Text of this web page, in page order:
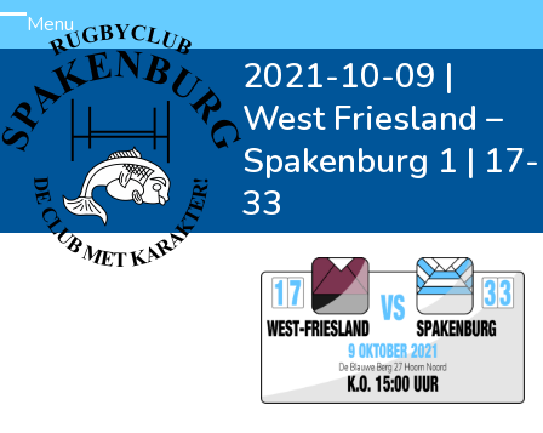
Skip
to
content
Menu
Open
mobile
menu
Close
mobile
menu
2021-10-09 |
West Friesland –
Spakenburg 1 | 17-
33